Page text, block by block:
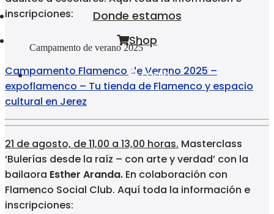
Donde estamos
Shop
Login
inscripciones:
Campamento de verano 2025
Campamento Flamenco de Verano 2025 –
expoflamenco – Tu tienda de Flamenco y espacio
cultural en Jerez
21 de agosto, de 11,00 a 13,00 horas. Masterclass
‘Bulerías desde la raíz – con arte y verdad’ con la
bailaora Esther Aranda. En colaboración con
Flamenco Social Club. Aquí toda la información e
inscripciones: